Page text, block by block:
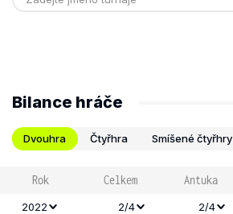
Bilance hráče
Dvouhra Čtyřhra Smíšené čtyřhry
Rok Celkem Antuka
2022 2/4 2/4